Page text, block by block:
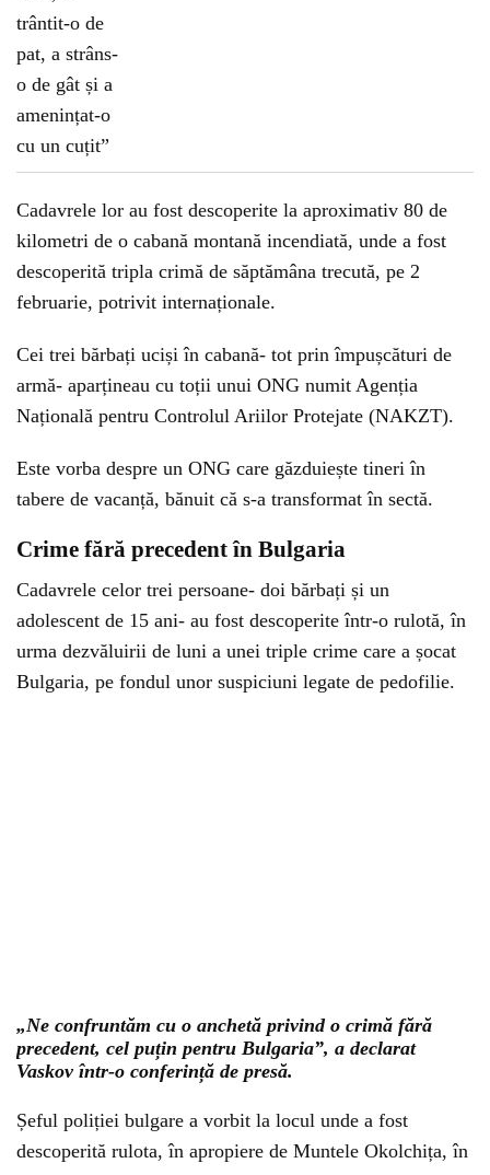
Cadavrele lor au fost descoperite la aproximativ 80 de
kilometri de o cabană montană incendiată, unde a fost
descoperită tripla crimă de săptămâna trecută, pe 2
februarie, potrivit internaționale.
Cei trei bărbați uciși în cabană- tot prin împușcături de
armă- aparțineau cu toții unui ONG numit Agenția
Națională pentru Controlul Ariilor Protejate (NAKZT).
Este vorba despre un ONG care găzduiește tineri în
tabere de vacanță, bănuit că s-a transformat în sectă.
Crime fără precedent în Bulgaria
Cadavrele celor trei persoane- doi bărbați și un
adolescent de 15 ani- au fost descoperite într-o rulotă, în
urma dezvăluirii de luni a unei triple crime care a șocat
Bulgaria, pe fondul unor suspiciuni legate de pedofilie.
„Ne confruntăm cu o anchetă privind o crimă fără
precedent, cel puțin pentru Bulgaria”, a declarat
Vaskov într-o conferință de presă.
Șeful poliției bulgare a vorbit la locul unde a fost
descoperită rulota, în apropiere de Muntele Okolchița, în